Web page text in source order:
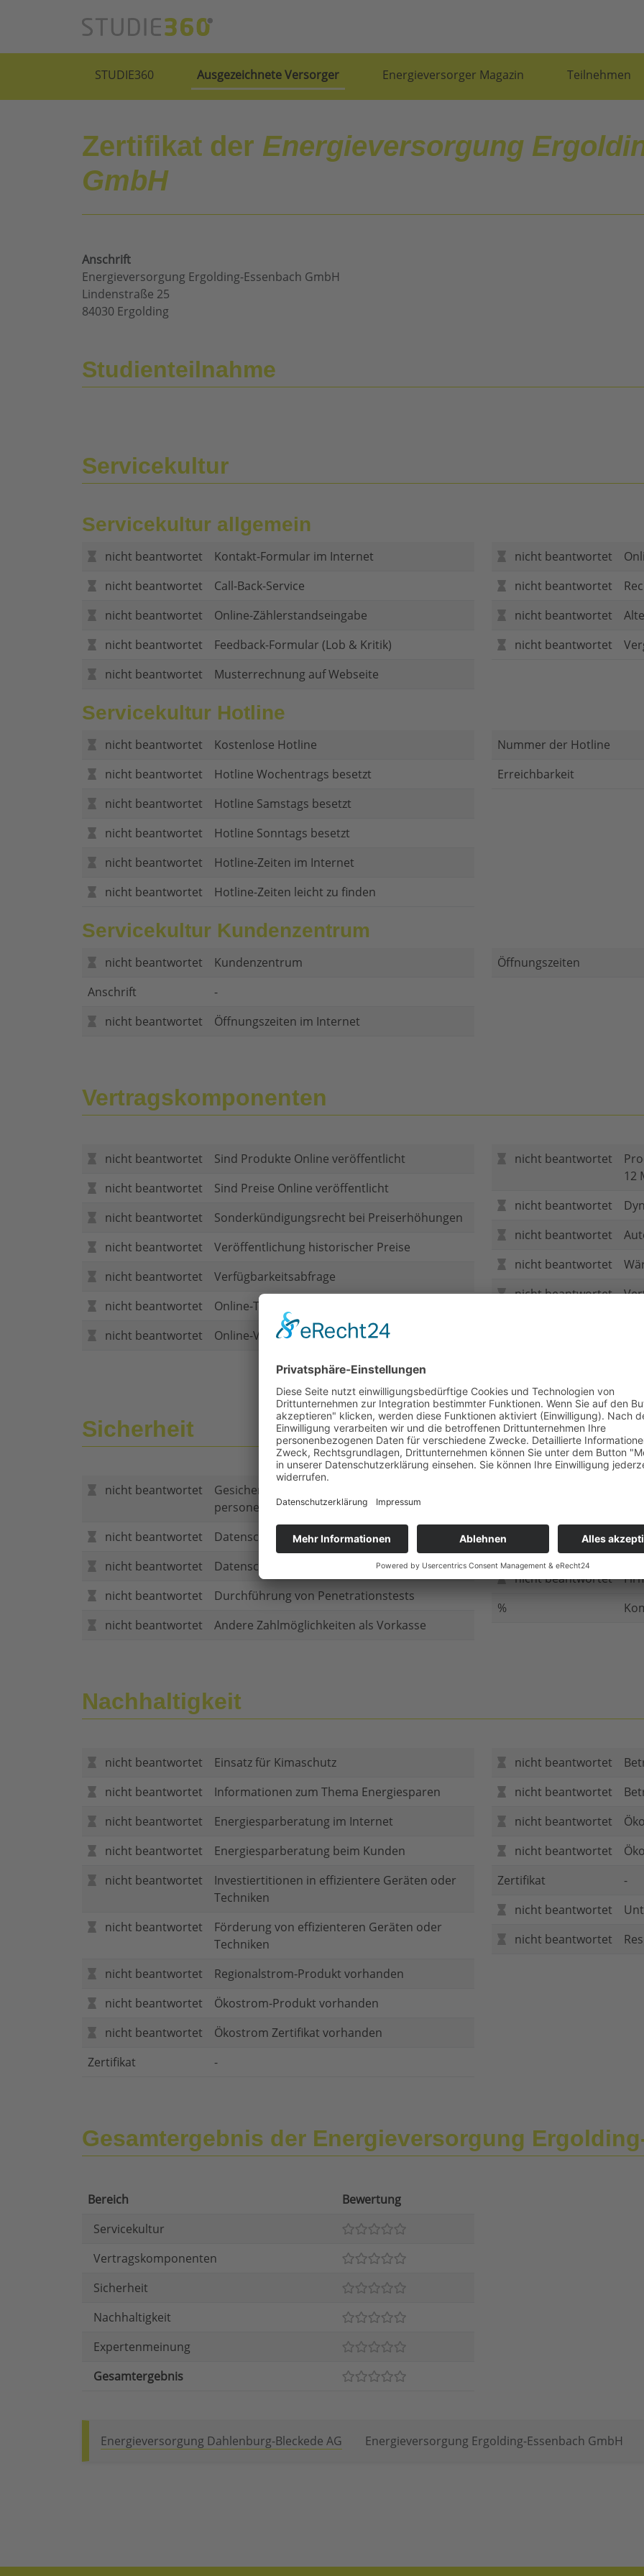
STUDIE360 Ausgezeichnete Versorger Energieversorger Magazin Teilnehmen
Zertifikat der Energieversorgung
GmbH
Anschrift
Energieversorgung Ergolding-Essenbach GmbH
Lindenstraße 25
84030 Ergolding
Studienteilnahme
Servicekultur
Servicekultur allgemein
nicht beantwortet
Kontakt-Formular im Internet
nicht beantwortet
Call-Back-Service
nicht beantwortet
Online-Zählerstandseingabe
nicht beantwortet
Feedback-Formular (Lob & Kritik)
nicht beantwortet
Musterrechnung auf Webseite
nicht beantwortet
nicht beantwortet
nicht beantwortet
nicht beantwortet
Servicekultur Hotline
nicht beantwortet
Kostenlose Hotline
nicht beantwortet
Hotline Wochentrags besetzt
nicht beantwortet
Hotline Samstags besetzt
nicht beantwortet
Hotline Sonntags besetzt
nicht beantwortet
Hotline-Zeiten im Internet
nicht beantwortet
Hotline-Zeiten leicht zu finden
Nummer der Hotline
Erreichbarkeit
Servicekultur Kundenzentrum
nicht beantwortet
Kundenzentrum
Anschrift
-
nicht beantwortet
Öffnungszeiten im Internet
Öffnungszeiten
Vertragskomponenten
nicht beantwortet
Sind Produkte Online veröffentlicht
nicht beantwortet
Sind Preise Online veröffentlicht
nicht beantwortet
Sonderkündigungsrecht bei Preiserhöhungen
nicht beantwortet
Veröffentlichung historischer Preise
nicht beantwortet
Verfügbarkeitsabfrage
nicht beantwortet
Online-Tarifrechner
nicht beantwortet
Online-Vertragsabschluss
nicht beantwortet
12
nicht beantwortet
nicht beantwortet
nicht beantwortet
nicht beantwortet
Sicherheit
nicht beantwortet
Gesicherte Verbindung bei
personenbezogenen Daten
nicht beantwortet
Datenschutzerklärung
nicht beantwortet
Datenschutzerklärung im Internet
nicht beantwortet
Durchführung von Penetrationstests
nicht beantwortet
Andere Zahlmöglichkeiten als Vorkasse
nicht beantwortet
nicht beantwortet
%
Nachhaltigkeit
nicht beantwortet
Einsatz für Kimaschutz
nicht beantwortet
Informationen zum Thema Energiesparen
nicht beantwortet
Energiesparberatung im Internet
nicht beantwortet
Energiesparberatung beim Kunden
nicht beantwortet
Investiertitionen in effizientere Geräten oder
Techniken
nicht beantwortet
Förderung von effizienteren Geräten oder
Techniken
nicht beantwortet
Regionalstrom-Produkt vorhanden
nicht beantwortet
Ökostrom-Produkt vorhanden
nicht beantwortet
Ökostrom Zertifikat vorhanden
Zertifikat
-
nicht beantwortet
nicht beantwortet
nicht beantwortet
nicht beantwortet
Zertifikat
-
nicht beantwortet
nicht beantwortet
Gesamtergebnis der Energieversorgung
Bereich
Bewertung
Servicekultur
Vertragskomponenten
Sicherheit
Nachhaltigkeit
Expertenmeinung
Gesamtergebnis
Energieversorgung Dahlenburg-Bleckede AG Energieversorgung Ergolding-Essenbach GmbH